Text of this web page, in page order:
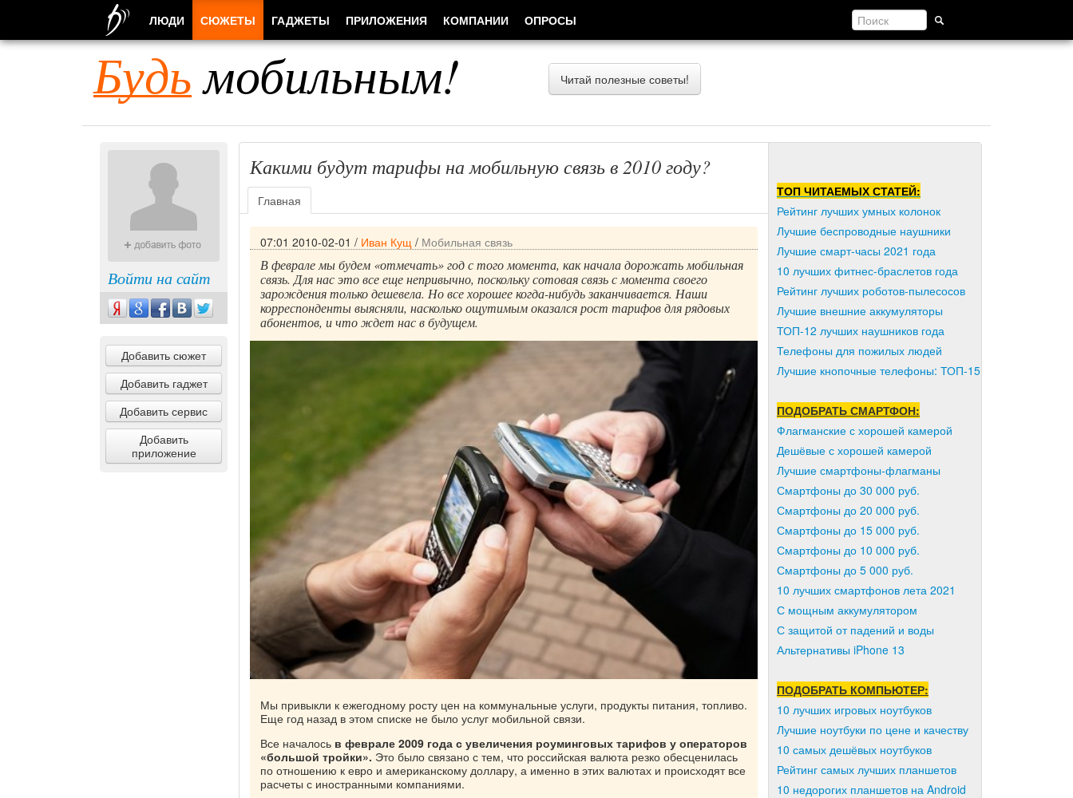
Будьмобильным! Читай полезные советы!
Войти на сайт
Добавить сюжет
Добавить гаджет
Добавить сервис
Добавить
приложение
Какими будут тарифы на мобильную связь в 2010 году?
Главная
07:01 2010-02-01 / Иван Кущ / Мобильная связь
В феврале мы будем «отмечать» год с того момента, как начала дорожать мобильная
связь. Для нас это все еще непривычно, поскольку сотовая связь с момента своего
зарождения только дешевела. Но все хорошее когда-нибудь заканчивается. Наши
корреспонденты выясняли, насколько ощутимым оказался рост тарифов для рядовых
абонентов, и что ждет нас в будущем.
Мы привыкли к ежегодному росту цен на коммунальные услуги, продукты питания, топливо.
Еще год назад в этом списке не было услуг мобильной связи.
Все началось в феврале 2009 года с увеличения роуминговых тарифов у операторов
«большой тройки». Это было связано с тем, что российская валюта резко обесценилась
по отношению к евро и американскому доллару, а именно в этих валютах и происходят все
расчеты с иностранными компаниями.
ТОП ЧИТАЕМЫХ СТАТЕЙ:
Рейтинг лучших умных колонок
Лучшие беспроводные наушники
Лучшие смарт-часы 2021 года
10 лучших фитнес-браслетов года
Рейтинг лучших роботов-пылесосов
Лучшие внешние аккумуляторы
ТОП-12 лучших наушников года
Телефоны для пожилых людей
Лучшие кнопочные телефоны: ТОП-15
ПОДОБРАТЬ СМАРТФОН:
Флагманские с хорошей камерой
Дешёвые с хорошей камерой
Лучшие смартфоны-флагманы
Смартфоны до 30 000 руб.
Смартфоны до 20 000 руб.
Смартфоны до 15 000 руб.
Смартфоны до 10 000 руб.
Смартфоны до 5 000 руб.
10 лучших смартфонов лета 2021
С мощным аккумулятором
С защитой от падений и воды
Альтернативы iPhone 13
ПОДОБРАТЬ КОМПЬЮТЕР:
10 лучших игровых ноутбуков
Лучшие ноутбуки по цене и качеству
10 самых дешёвых ноутбуков
Рейтинг самых лучших планшетов
10 недорогих планшетов на Android
ЛЮДИ СЮЖЕТЫ ГАДЖЕТЫ ПРИЛОЖЕНИЯ КОМПАНИИ ОПРОСЫ